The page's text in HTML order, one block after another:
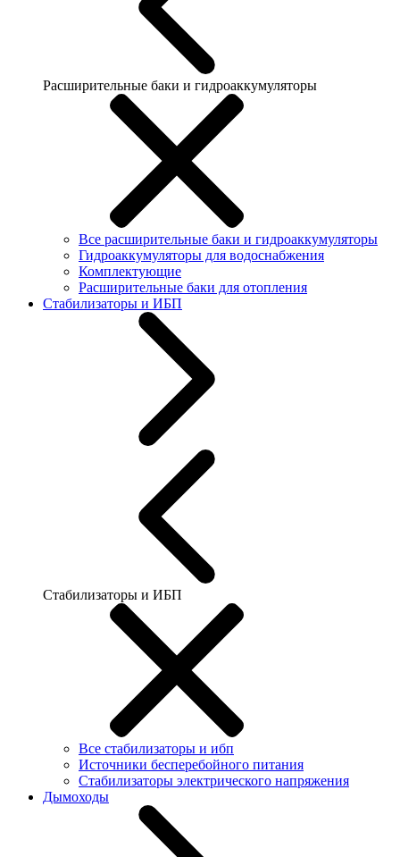
Расширительные баки и гидроаккумуляторы
Все расширительные баки и гидроаккумуляторы
Гидроаккумуляторы для водоснабжения
Комплектующие
Расширительные баки для отопления
Стабилизаторы и ИБП
Стабилизаторы и ИБП
Все стабилизаторы и ибп
Источники бесперебойного питания
Стабилизаторы электрического напряжения
Дымоходы